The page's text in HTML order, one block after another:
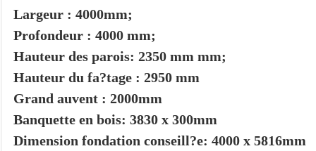
Largeur : 4000mm;
Profondeur : 4000 mm;
Hauteur des parois: 2350 mm mm;
Hauteur du fa?tage : 2950 mm
Grand auvent : 2000mm
Banquette en bois: 3830 x 300mm
Dimension fondation conseill?e: 4000 x 5816mm